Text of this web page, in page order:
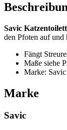
Savic
den Pfoten auf und
Fängt
Maße siehe
Marke: Savic
Marke
Savic